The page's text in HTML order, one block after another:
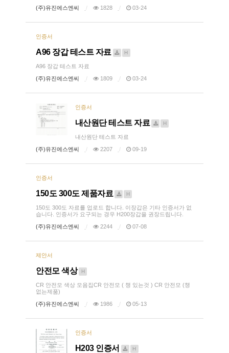
(주)유진에스엔씨
1828 03-24
인증서
A96 장갑 테스트 자료 H
A96 장갑 테스트 자료
(주)유진에스엔씨
1809 03-24
인증서
내산원단 테스트 자료 H
내산원단 테스트 자료
(주)유진에스엔씨
2207 09-19
인증서
150도 300도 제품자료 H
150도 300도 자료를 업로드 합니다. 이장갑은 기타 인증서가 없
습니다. 인증서가 요구되는 경우 H200장갑을 권장드립니다.
(주)유진에스엔씨
2244 07-08
제안서
안전모 색상 H
CR 안전모 색상 모음집CR 안전모 ( 챙 있는것 ) CR 안전모 (챙
없는제품)
(주)유진에스엔씨
1986 05-13
인증서
H203 인증서 H